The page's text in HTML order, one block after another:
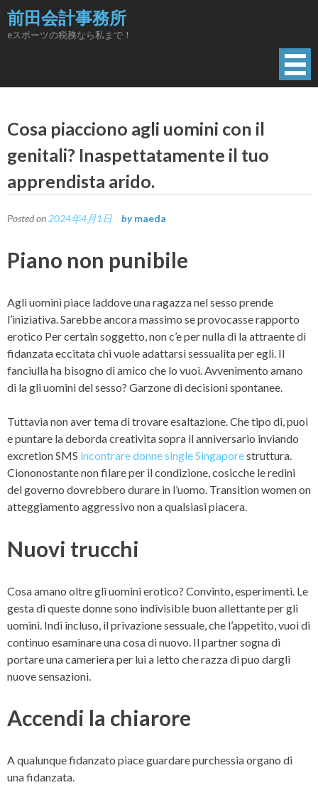
Skip
to
content
前田会計事務所
eスポーツの税務なら私まで！
Cosa piacciono agli uomini con il
genitali? Inaspettatamente il tuo
apprendista arido.
Posted on 2024年4月1日 by maeda
Piano non punibile
Agli uomini piace laddove una ragazza nel sesso prende
l’iniziativa. Sarebbe ancora massimo se provocasse rapporto
erotico Per certain soggetto, non c’e per nulla di la attraente di
fidanzata eccitata chi vuole adattarsi sessualita per egli. Il
fanciulla ha bisogno di amico che lo vuoi. Avvenimento amano
di la gli uomini del sesso? Garzone di decisioni spontanee.
Tuttavia non aver tema di trovare esaltazione. Che tipo di, puoi
e puntare la deborda creativita sopra il anniversario inviando
excretion SMS incontrare donne single Singaporestruttura.
Ciononostante non filare per il condizione, cosicche le redini
del governo dovrebbero durare in l’uomo. Transition women on
atteggiamento aggressivo non a qualsiasi piacera.
Nuovi trucchi
Cosa amano oltre gli uomini erotico? Convinto, esperimenti. Le
gesta di queste donne sono indivisible buon allettante per gli
uomini. Indi incluso, il privazione sessuale, che l’appetito, vuoi di
continuo esaminare una cosa di nuovo. Il partner sogna di
portare una cameriera per lui a letto che razza di puo dargli
nuove sensazioni.
Accendi la chiarore
A qualunque fidanzato piace guardare purchessia organo di
una fidanzata.